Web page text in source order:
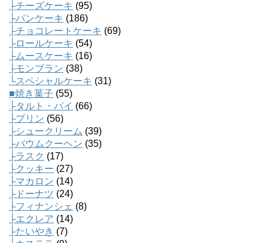
├チーズケーキ (95)
├パンケーキ (186)
├チョコレートケーキ (69)
├ロールケーキ (54)
├ムースケーキ (16)
├モンブラン (38)
└スペシャルケーキ (31)
■焼き菓子 (55)
├タルト・パイ (66)
├プリン (56)
├シュークリーム (39)
├バウムクーヘン (35)
├ラスク (17)
├クッキー (27)
├マカロン (14)
├ドーナツ (24)
├フィナンシェ (8)
├エクレア (14)
├たいやき (7)